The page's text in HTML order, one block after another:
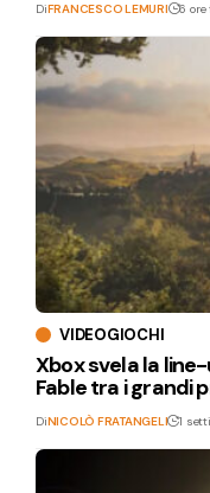
DiFRANCESCO LEMURI 6 ore
VIDEOGIOCHI
Xbox svela la
Fable tra i grandi
DiNICOLÒ FRATANGELI 1